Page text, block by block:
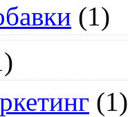
(1)
(1)